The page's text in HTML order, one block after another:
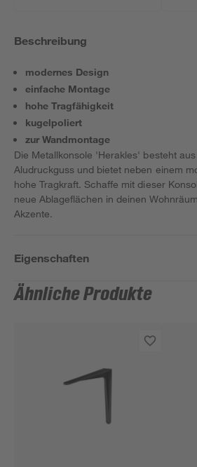
Beschreibung
modernes Design
einfache Montage
hohe Tragfähigkeit
kugelpoliert
zur Wandmontage
Die Metallkonsole 'Herakles' besteht
Aludruckguss und bietet neben einem
hohe Tragkraft. Schaffe mit dieser
neue Ablageflächen in deinen
Akzente.
Eigenschaften
Ähnliche Produkte